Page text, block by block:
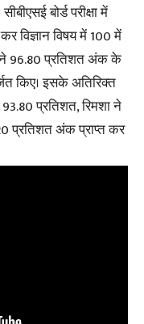
बोर्ड परीक्षा में
विज्ञान विषय में 100 में
96.80 प्रतिशत अंक के
किए। इसके अतिरिक्त
प्रतिशत, रिमशा ने
प्रतिशत अंक प्राप्त कर